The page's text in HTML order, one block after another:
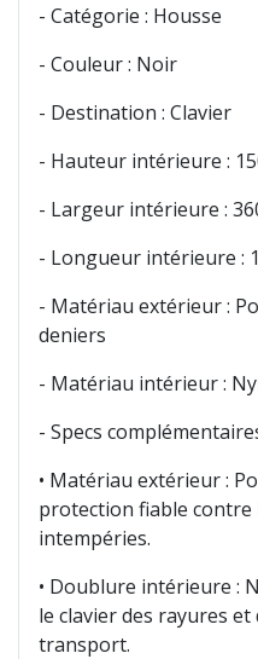
- Catégorie : Housse
- Couleur : Noir
- Destination : Clavier
- Hauteur intérieure :
- Largeur intérieure :
- Longueur intérieure :
- Matériau extérieur :
deniers
- Matériau intérieur :
- Specs
• Matériau extérieur :
protection fiable contre
intempéries.
• Doublure intérieure :
le clavier des rayures
transport.